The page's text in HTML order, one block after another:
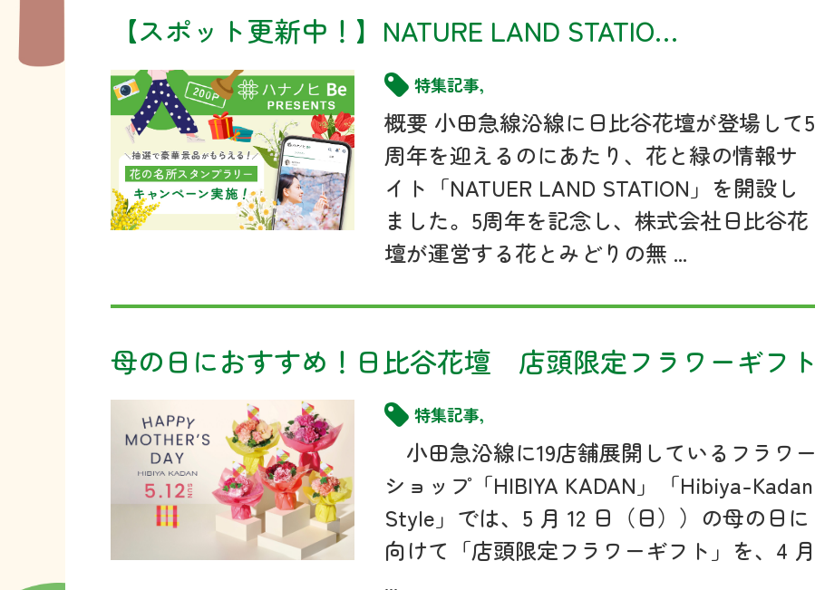
【スポット更新中！】NATURE LAND STATIO…
特集記事,
概要 小田急線沿線に日比谷花壇が登場して5
周年を迎えるのにあたり、花と緑の情報サ
イト「NATUER LAND STATION」を開設し
ました。5周年を記念し、株式会社日比谷花
壇が運営する花とみどりの無 ...
母の日におすすめ！日比谷花壇 店頭限定フラワーギフト
特集記事,
小田急沿線に19店舗展開しているフラワー
ショップ「HIBIYA KADAN」「Hibiya-Kadan
Style」では、5 月 12 日（日））の母の日に
向けて「店頭限定フラワーギフト」を、4 月
...